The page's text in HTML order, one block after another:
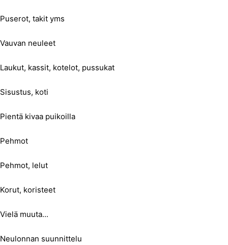
Puserot, takit yms
Vauvan neuleet
Laukut, kassit, kotelot, pussukat
Sisustus, koti
Pientä kivaa puikoilla
Pehmot
Pehmot, lelut
Korut, koristeet
Vielä muuta...
Neulonnan suunnittelu